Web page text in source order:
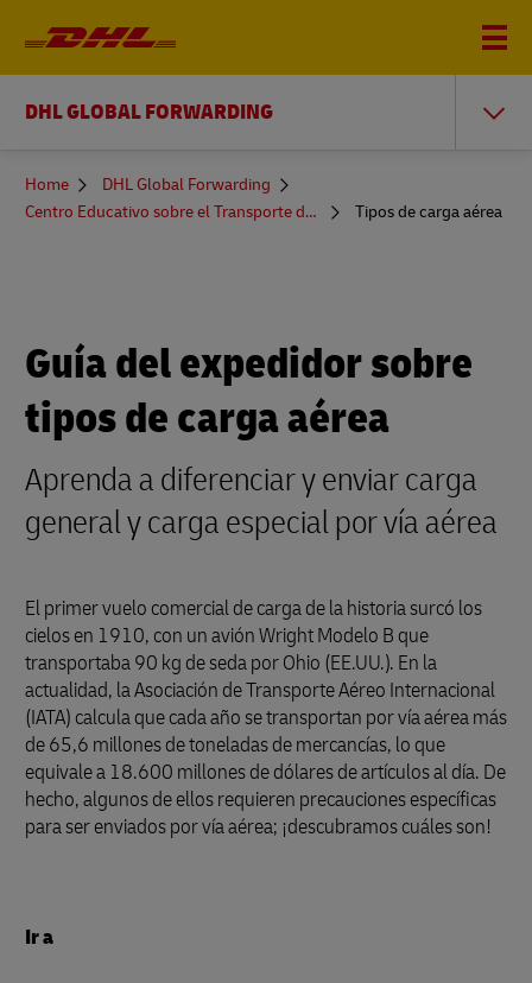
DHL GLOBAL FORWARDING
You
here
Home
DHL Global Forwarding
Centro Educativo sobre el Transporte de Mercancías
Tipos de carga aérea
Guía del expedidor sobre
tipos de carga aérea
Aprenda a diferenciar y enviar carga
general y carga especial por vía aérea
El primer vuelo comercial de carga de la historia surcó los
cielos en 1910, con un avión Wright Modelo B que
transportaba 90 kg de seda por Ohio (EE.UU.). En la
actualidad, la Asociación de Transporte Aéreo Internacional
(IATA) calcula que cada año se transportan por vía aérea más
de 65,6 millones de toneladas de mercancías, lo que
equivale a 18.600 millones de dólares de artículos al día. De
hecho, algunos de ellos requieren precauciones específicas
para ser enviados por vía aérea; ¡descubramos cuáles son!
Ir a